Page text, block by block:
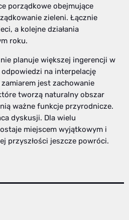
porządkowe obejmujące
zieleni. Łącznie
a kolejne działania
roku.
planuje większej ingerencji w
na interpelację
jest zachowanie
tworzą naturalny obszar
ważne funkcje przyrodnicze.
dyskusji. Dla wielu
miejscem wyjątkowym i
przyszłości jeszcze powróci.